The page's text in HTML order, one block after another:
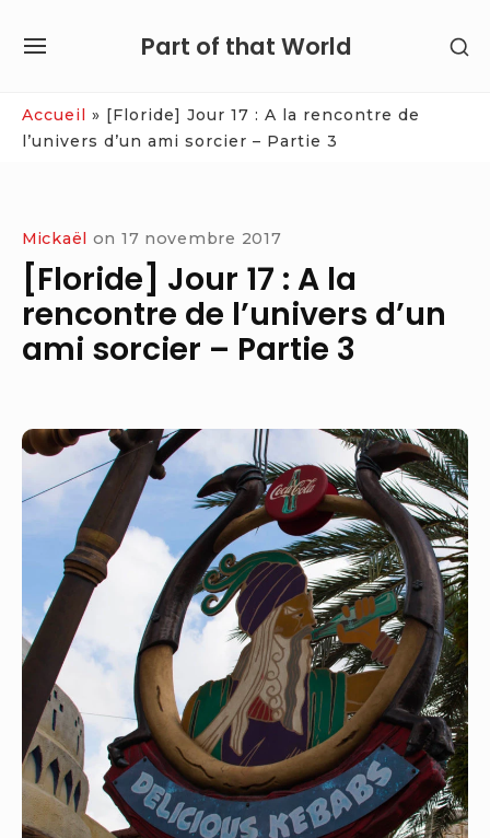
Part of that World
SITE
Accueil » [Floride] Jour 17 : A la rencontre de
l’univers d’un ami sorcier – Partie 3
Mickaël on 17 novembre 2017
[Floride] Jour 17 : A la
rencontre de l’univers d’un
ami sorcier – Partie 3